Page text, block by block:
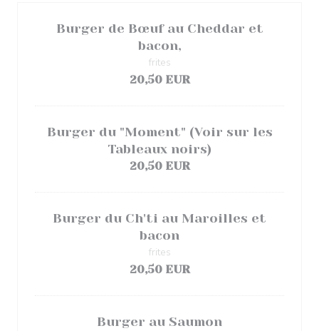
Burger de Bœuf au Cheddar et
bacon,
frites
20,50 EUR
Burger du "Moment" (Voir sur les
Tableaux noirs)
20,50 EUR
Burger du Ch'ti au Maroilles et
bacon
frites
20,50 EUR
Burger au Saumon